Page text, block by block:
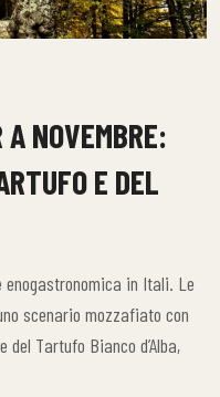
NOVEMBRE:
E DEL
enogastronomica in Itali. Le
scenario mozzafiato con
Tartufo Bianco d’Alba,